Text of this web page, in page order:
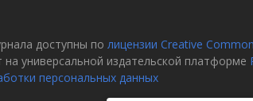
доступны по лицензии Creative
на универсальной издательской платформе
персональных данных